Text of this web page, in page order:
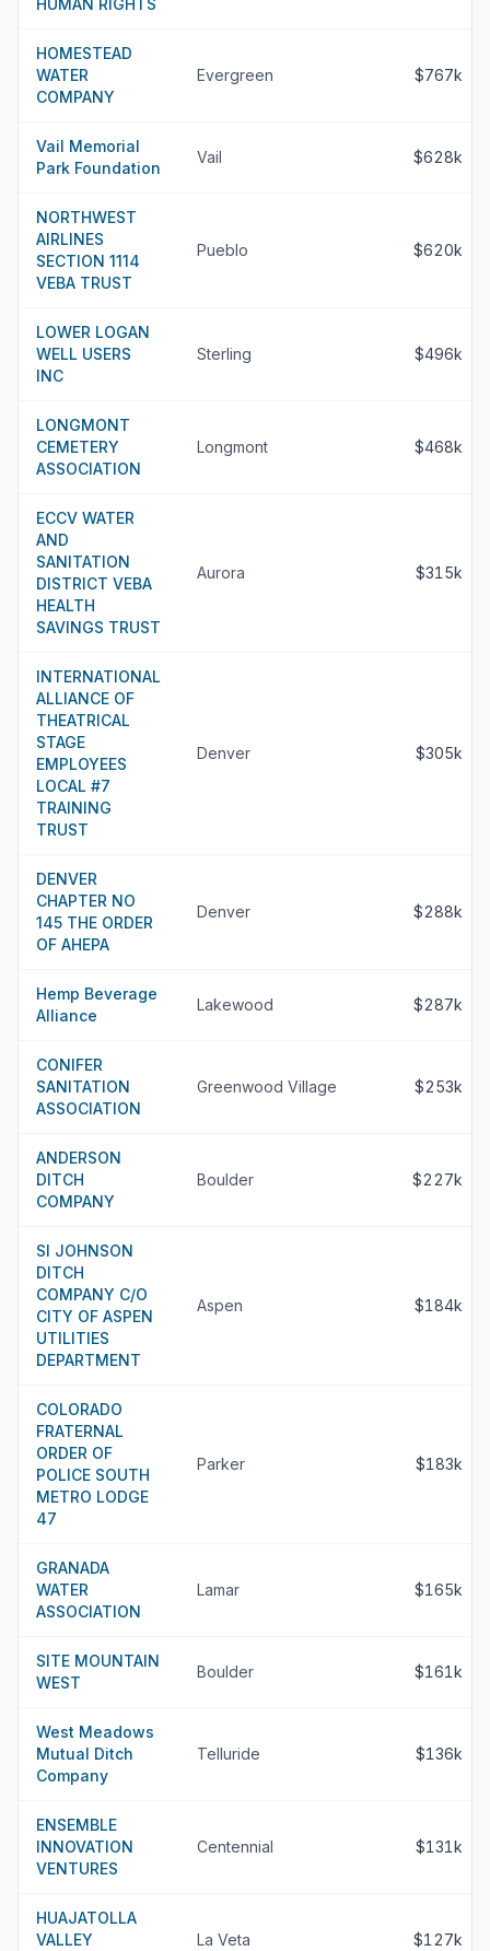
HUMAN RIGHTS
HOMESTEAD
WATER
COMPANY
Evergreen $767k
Vail Memorial
Park Foundation
Vail $628k
NORTHWEST
AIRLINES
SECTION 1114
VEBA TRUST
Pueblo $620k
LOWER LOGAN
WELL USERS
INC
Sterling $496k
LONGMONT
CEMETERY
ASSOCIATION
Longmont $468k
ECCV WATER
AND
SANITATION
DISTRICT VEBA
HEALTH
SAVINGS TRUST
Aurora $315k
INTERNATIONAL
ALLIANCE OF
THEATRICAL
STAGE
EMPLOYEES
LOCAL #7
TRAINING
TRUST
Denver $305k
DENVER
CHAPTER NO
145 THE ORDER
OF AHEPA
Denver $288k
Hemp Beverage
Alliance
Lakewood $287k
CONIFER
SANITATION
ASSOCIATION
Greenwood Village $253k
ANDERSON
DITCH
COMPANY
Boulder $227k
SI JOHNSON
DITCH
COMPANY C/O
CITY OF ASPEN
UTILITIES
DEPARTMENT
Aspen $184k
COLORADO
FRATERNAL
ORDER OF
POLICE SOUTH
METRO LODGE
47
Parker $183k
GRANADA
WATER
ASSOCIATION
Lamar $165k
SITE MOUNTAIN
WEST
Boulder $161k
West Meadows
Mutual Ditch
Company
Telluride $136k
ENSEMBLE
INNOVATION
VENTURES
Centennial $131k
HUAJATOLLA
VALLEY
La Veta $127k